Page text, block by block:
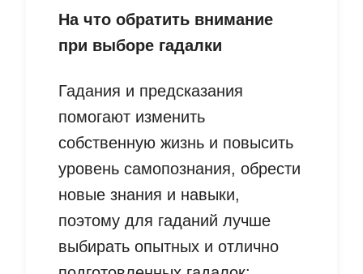
На что обратить внимание
при выборе гадалки
Гадания и предсказания
помогают изменить
собственную жизнь и повысить
уровень самопознания, обрести
новые знания и навыки,
поэтому для гаданий лучше
выбирать опытных и отлично